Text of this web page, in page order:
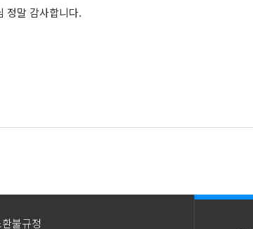
정말 감사합니다.
불규정